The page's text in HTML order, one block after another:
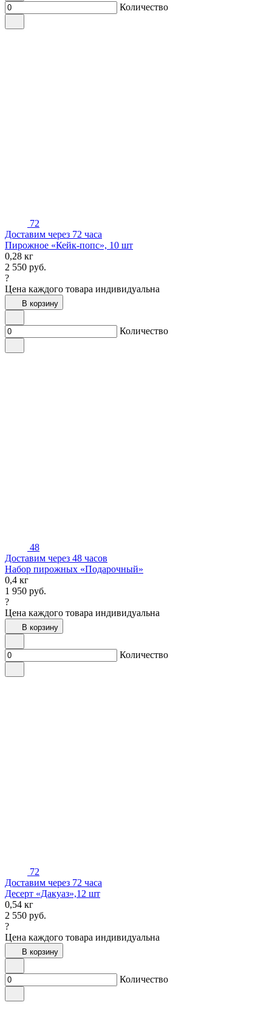
Количество
72
Доставим через 72 часа
Пирожное «Кейк-попс», 10 шт
0,28 кг
2 550 руб.
?
Цена каждого товара индивидуальна
В корзину
Количество
48
Доставим через 48 часов
Набор пирожных «Подарочный»
0,4 кг
1 950 руб.
?
Цена каждого товара индивидуальна
В корзину
Количество
72
Доставим через 72 часа
Десерт «Дакуаз»,12 шт
0,54 кг
2 550 руб.
?
Цена каждого товара индивидуальна
В корзину
Количество